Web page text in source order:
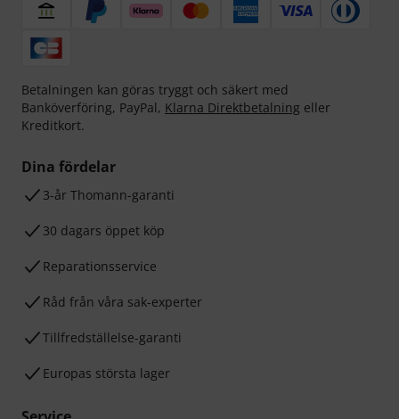
Betalningen kan göras tryggt och säkert med
Banköverföring, PayPal, Klarna Direktbetalning eller
Kreditkort.
Dina fördelar
3-år Thomann-garanti
30 dagars öppet köp
Reparationsservice
Råd från våra sak-experter
Tillfredställelse-garanti
Europas största lager